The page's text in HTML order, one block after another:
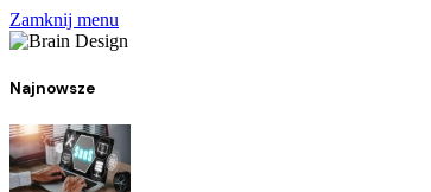
Zamknij menu
Najnowsze